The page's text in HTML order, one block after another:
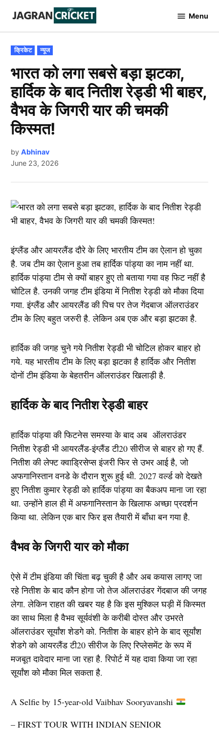
content
Cricket
Menu
POSTED
IN
क्रिकेट न्यूज
भारत को लगा सबसे बड़ा झटका,
हार्दिक के बाद नितीश रेड्डी भी बाहर,
वैभव के जिगरी यार की चमकी
किस्मत!
by Abhinav
June 23, 2026
इंग्लैंड और आयरलैंड दौरे के लिए भारतीय टीम का ऐलान हो चुका
है. जब टीम का ऐलान हुआ तब हार्दिक पांड्या का नाम नहीं था.
हार्दिक पांड्या टीम से क्यों बाहर हुए तो बताया गया वह फिट नहीं है
चोटिल है. उनकी जगह टीम इंडिया में नितीश रेड्डी को मौका दिया
गया. इंग्लैंड और आयरलैंड की पिच पर तेज गेंदबाज ऑलराउंडर
टीम के लिए बहुत जरुरी है. लेकिन अब एक और बड़ा झटका है.
हार्दिक की जगह चुने गये नितीश रेड्डी भी चोटिल होकर बाहर हो
गये. यह भारतीय टीम के लिए बड़ा झटका है हार्दिक और नितीश
दोनों टीम इंडिया के बेहतरीन ऑलराउंडर खिलाड़ी है.
हार्दिक के बाद नितीश रेड्डी बाहर
हार्दिक पांड्या की फिटनेस समस्या के बाद अब ऑलराउंडर
नितीश रेड्डी भी आयरलैंड-इंग्लैंड टी20 सीरीज से बाहर हो गए हैं.
नितीश की लेफ्ट क्वाड्रिसेप्स इंजरी फिर से उभर आई है, जो
अफगानिस्तान वनडे के दौरान शुरू हुई थी. 2027 वर्ल्ड को देखते
हुए नितीश कुमार रेड्डी को हार्दिक पांड्या का बैकअप माना जा रहा
था. उन्होंने हाल ही में अफगानिस्तान के खिलाफ अच्छा प्रदर्शन
किया था. लेकिन एक बार फिर इस तैयारी में बाँधा बन गया है.
वैभव के जिगरी यार को मौका
ऐसे में टीम इंडिया की चिंता बढ़ चुकी है और अब कयास लागए जा
रहे नितीश के बाद कौन होगा जो तेज ऑलराउंडर गेंदबाज की जगह
लेगा. लेकिन राहत की खबर यह है कि इस मुश्किल घड़ी में किस्मत
का साथ मिला है वैभव सूर्यवंशी के करीबी दोस्त और उभरते
ऑलराउंडर सूर्यांश शेडगे को. नितीश के बाहर होने के बाद सूर्यांश
शेडगे को आयरलैंड टी20 सीरीज के लिए रिप्लेसमेंट के रूप में
मजबूत दावेदार माना जा रहा है. रिपोर्ट में यह दावा किया जा रहा
सूर्यांश को मौका मिल सकता है.
A Selfie by 15-year-old Vaibhav Sooryavanshi
– FIRST TOUR WITH INDIAN SENIOR